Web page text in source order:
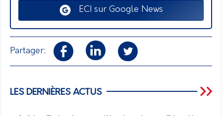
ECI sur Google News
Partager:
LES DERNIÈRES ACTUS